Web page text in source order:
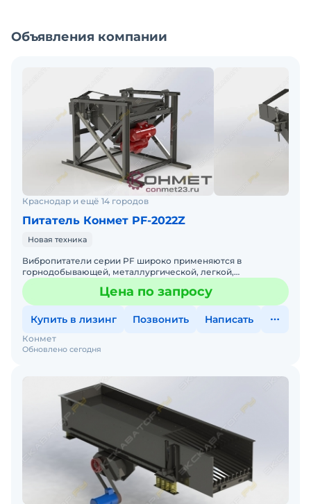
Объявления компании
Краснодар и ещё 14 городов
Питатель Конмет PF-2022Z
Новая техника
Вибропитатели серии PF широко применяются в
горнодобывающей, металлургической, легкой,
химической и угольной промышленности. Габариты Д*ш*В
2000*2200*300 УстаноЦена по запросу
Купить в лизинг Позвонить Написать
Обновлено сегодня
Конмет